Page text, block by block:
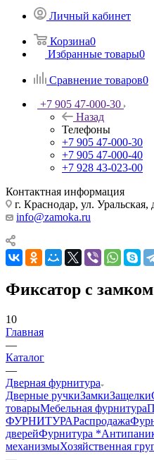
Личный кабинет
Корзина0
Избранные товары0
Сравнение товаров0
+7 905 47-000-30
Назад
Телефоны
+7 905 47-000-30
+7 905 47-000-40
+7 928 43-023-00
Контактная информация
г. Краснодар, ул. Уральская,
info@zamoka.ru
Фиксатор с замком
10
Главная
—
Каталог
—
Дверная фурнитура
Дверные ручкиЗамкиЗащелки
товарыМебельная фурнитура
ФУРНИТУРАРаспродажа
дверейФурнитура
механизмыХозяйственная